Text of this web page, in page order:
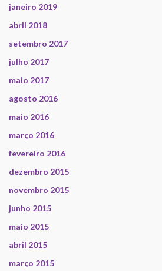
janeiro 2019
abril 2018
setembro 2017
julho 2017
maio 2017
agosto 2016
maio 2016
março 2016
fevereiro 2016
dezembro 2015
novembro 2015
junho 2015
maio 2015
abril 2015
março 2015